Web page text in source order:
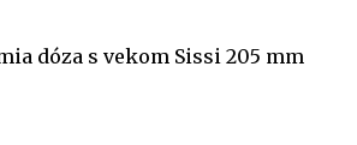
dóza s vekom Sissi 205 mm